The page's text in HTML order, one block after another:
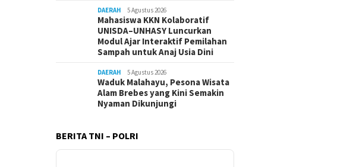
DAERAH 5 Agustus 2026
Mahasiswa KKN Kolaboratif
UNISDA–UNHASY Luncurkan
Modul Ajar Interaktif Pemilahan
Sampah untuk Anaj Usia Dini
DAERAH 5 Agustus 2026
Waduk Malahayu, Pesona Wisata
Alam Brebes yang Kini Semakin
Nyaman Dikunjungi
BERITA TNI – POLRI